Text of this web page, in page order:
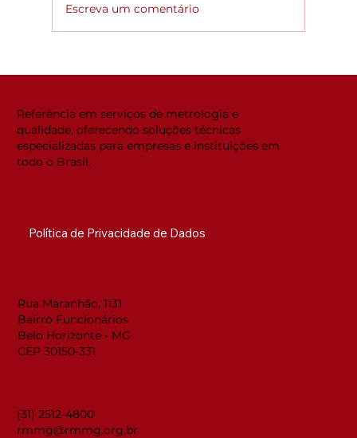
Escreva um comentário
Referência em serviços de metrologia e
qualidade, oferecendo soluções técnicas
especializadas para empresas e instituições em
todo o Brasil.
Política de Privacidade de Dados
Rua Maranhão, 1131
Bairro Funcionários
Belo Horizonte - MG
CEP 30150-331
(31) 2512-4800
rmmg@rmmg.org.br